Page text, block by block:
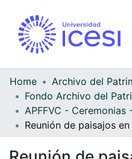
Home